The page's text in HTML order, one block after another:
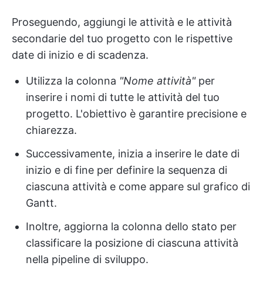
Proseguendo, aggiungi le attività e le attività
secondarie del tuo progetto con le rispettive
date di inizio e di scadenza.
Utilizza la colonna "Nome attività"per
inserire i nomi di tutte le attività del tuo
progetto. L'obiettivo è garantire precisione e
chiarezza.
Successivamente, inizia a inserire le date di
inizio e di fine per definire la sequenza di
ciascuna attività e come appare sul grafico di
Gantt.
Inoltre, aggiorna la colonna dello stato per
classificare la posizione di ciascuna attività
nella pipeline di sviluppo.